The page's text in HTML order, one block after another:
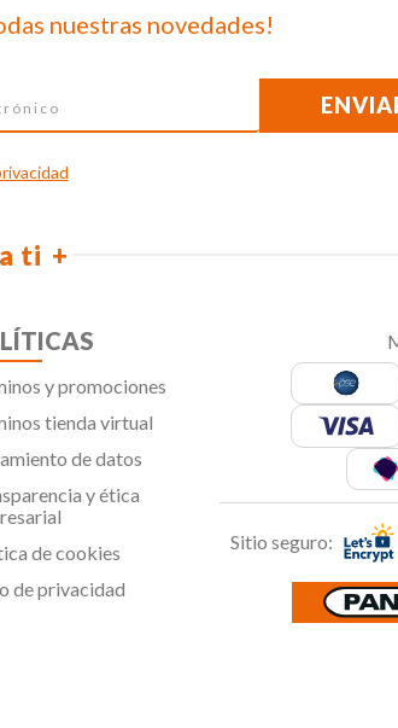
nuestras novedades!
ti
y promociones
tienda virtual
de datos
y ética
de cookies
de privacidad
Sitio seguro: